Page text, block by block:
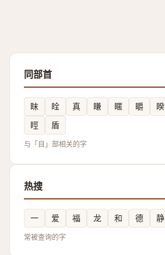
同部首
眜 䀬 真 䁠 䁥 䂃 睽
䀴
盾
与「目」部相关的字
热搜
一 爱 福 龙 和 德 静
常被查询的字